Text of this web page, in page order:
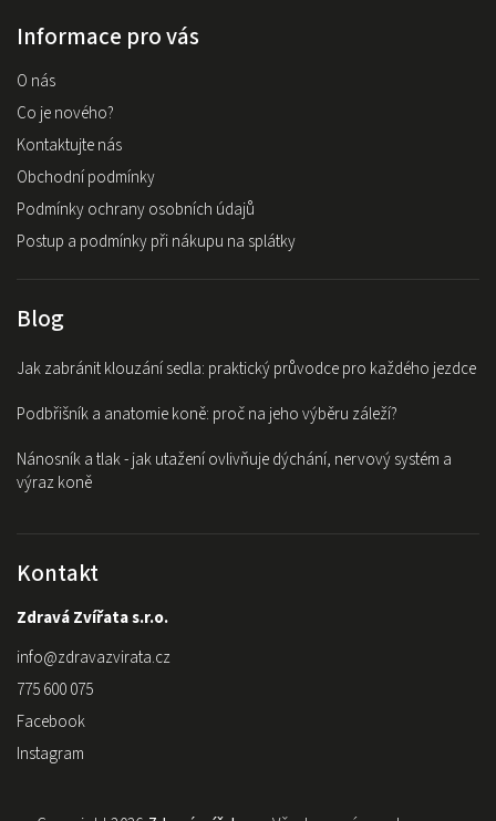
Informace pro vás
O nás
Co je nového?
Kontaktujte nás
Obchodní podmínky
Podmínky ochrany osobních údajů
Postup a podmínky při nákupu na splátky
Blog
Jak zabránit klouzání sedla: praktický průvodce pro každého jezdce
Podbřišník a anatomie koně: proč na jeho výběru záleží?
Nánosník a tlak - jak utažení ovlivňuje dýchání, nervový systém a
výraz koně
Kontakt
Zdravá Zvířata s.r.o.
info@zdravazvirata.cz
775 600 075
Facebook
Instagram